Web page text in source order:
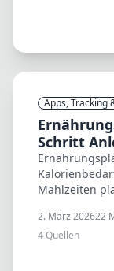
Apps, Tracking
Schritt
Mahlzeiten
2. März 202622
4Quellen